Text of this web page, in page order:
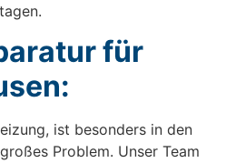
für
ist besonders in den
Problem. Unser Team